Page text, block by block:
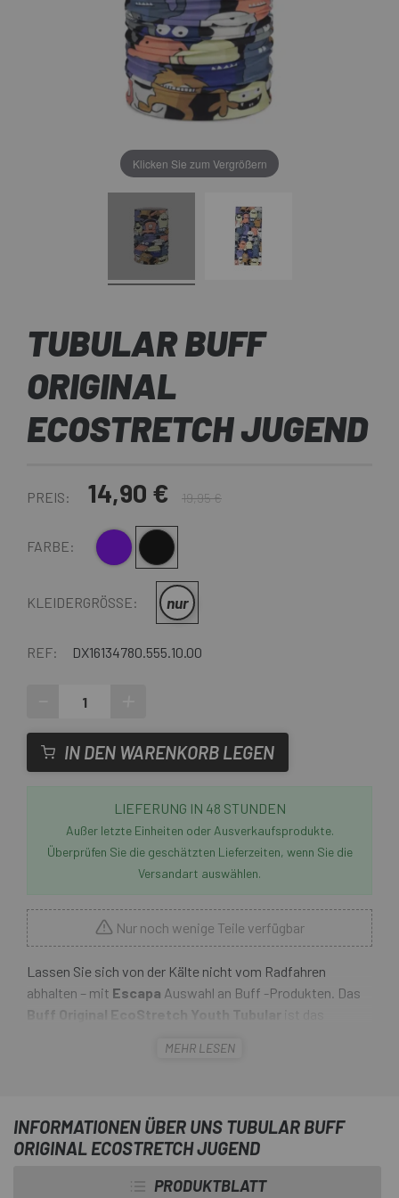
Klicken Sie zum Vergrößern
TUBULAR BUFF
ORIGINAL
ECOSTRETCH JUGEND
PREIS: 14,90 € 19,95 €
FARBE: Violett Multi
KLEIDERGRÖSSE: nur
REF: DX16134780.555.10.00
IN DEN WARENKORB LEGEN
LIEFERUNG IN 48 STUNDEN
Außer letzte Einheiten oder Ausverkaufsprodukte.
Überprüfen Sie die geschätzten Lieferzeiten, wenn Sie die
Versandart auswählen.
Nur noch wenige Teile verfügbar
Lassen Sie sich von der Kälte nicht vom Radfahren
abhalten – mit Escapa Auswahl an Buff -Produkten. Das
Buff Original EcoStretch Youth Tubular
aus recyceltem Material, leitet Feuchtigkeit ab und bietet
Stretch-Designs bietet es mehr als 12 verschiedene
Tragemöglichkeiten. Drehen, falten oder wenden – das
windig oder sonnig ... während Sie Ihre las genießen. Gehen
MEHR LESEN
INFORMATIONEN ÜBER UNS TUBULAR BUFF
ORIGINAL ECOSTRETCH JUGEND
PRODUKTBLATT